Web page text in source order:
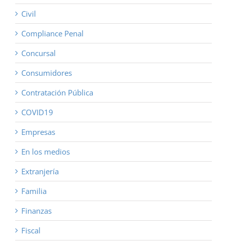
Civil
Compliance Penal
Concursal
Consumidores
Contratación Pública
COVID19
Empresas
En los medios
Extranjería
Familia
Finanzas
Fiscal